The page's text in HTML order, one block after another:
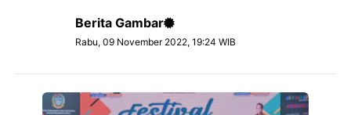
Berita Gambar
Rabu, 09 November 2022, 19:24 WIB